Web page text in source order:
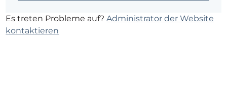
Es treten Probleme auf?Administrator der Website
kontaktieren